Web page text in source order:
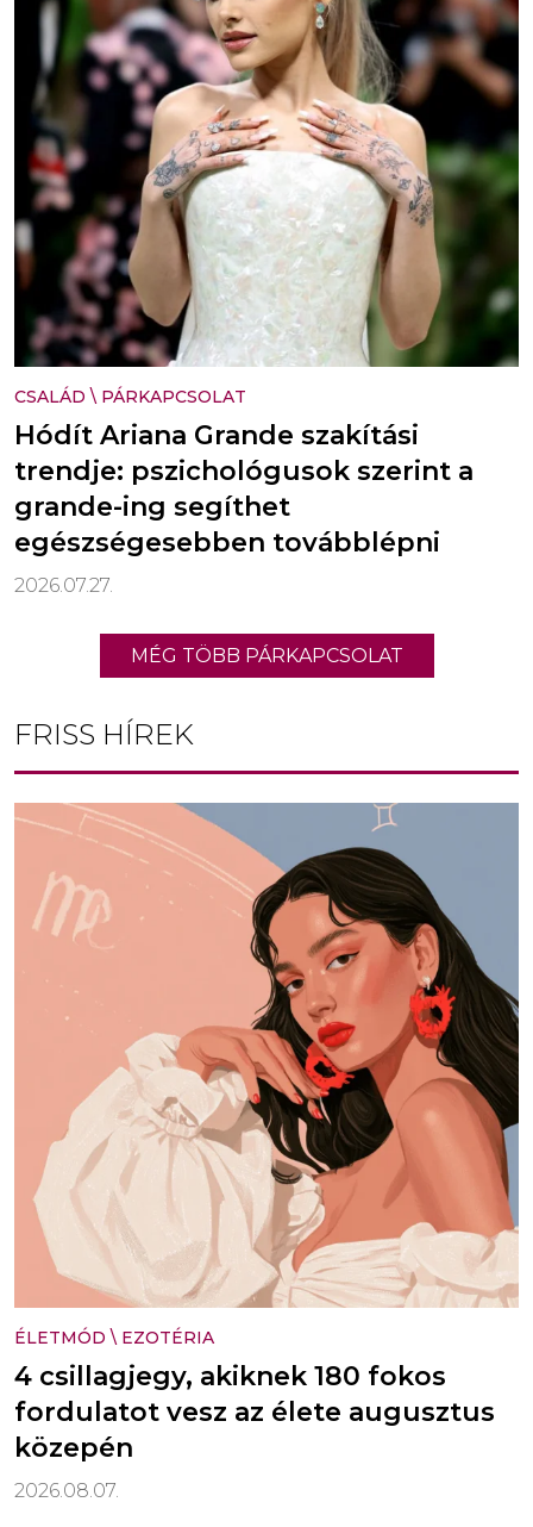
CSALÁD \ PÁRKAPCSOLAT
Hódít Ariana Grande szakítási
trendje: pszichológusok szerint a
grande-ing segíthet
egészségesebben továbblépni
2026.07.27.
MÉG TÖBB PÁRKAPCSOLAT
FRISS HÍREK
ÉLETMÓD \ EZOTÉRIA
4 csillagjegy, akiknek 180 fokos
fordulatot vesz az élete augusztus
közepén
2026.08.07.